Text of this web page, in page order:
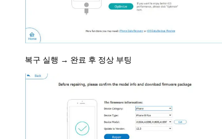
복구 실행 → 완료 후 정상 부팅